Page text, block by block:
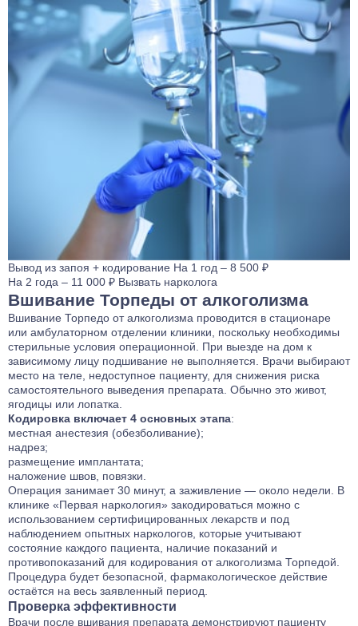
Вывод из запоя + кодирование На 1 год – 8 500 ₽
На 2 года – 11 000 ₽ Вызвать нарколога
Вшивание Торпеды от алкоголизма
Вшивание Торпедо от алкоголизма проводится в стационаре
или амбулаторном отделении клиники, поскольку необходимы
стерильные условия операционной. При выезде на дом к
зависимому лицу подшивание не выполняется. Врачи выбирают
место на теле, недоступное пациенту, для снижения риска
самостоятельного выведения препарата. Обычно это живот,
ягодицы или лопатка.
Кодировка включает 4 основных этапа:
местная анестезия (обезболивание);
надрез;
размещение имплантата;
наложение швов, повязки.
Операция занимает 30 минут, а заживление — около недели. В
клинике «Первая наркология» закодироваться можно с
использованием сертифицированных лекарств и под
наблюдением опытных наркологов, которые учитывают
состояние каждого пациента, наличие показаний и
противопоказаний для кодирования от алкоголизма Торпедой.
Процедура будет безопасной, фармакологическое действие
остаётся на весь заявленный период.
Проверка эффективности
Врачи после вшивания препарата демонстрируют пациенту